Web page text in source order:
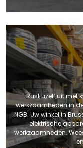
Rust uzelf uit met
werkzaamheden in
NGB. Uw winkel in
elektrische
werkzaamheden.